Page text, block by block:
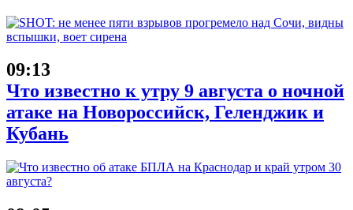
09:13
Что известно к утру 9 августа о ночной
атаке на Новороссийск, Геленджик и
Кубань